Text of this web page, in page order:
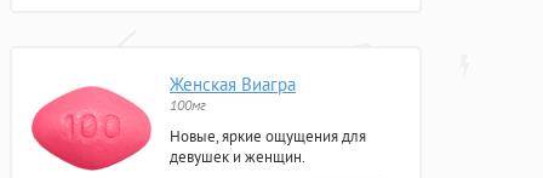
Женская Виагра
100мг
Новые, яркие ощущения для
девушек и женщин.